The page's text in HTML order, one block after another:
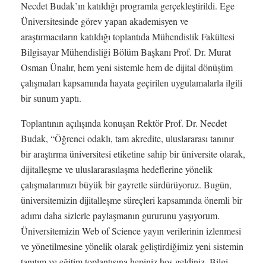
Necdet Budak’ın katıldığı programla gerçekleştirildi. Ege
Üniversitesinde görev yapan akademisyen ve
araştırmacıların katıldığı toplantıda Mühendislik Fakültesi
Bilgisayar Mühendisliği Bölüm Başkanı Prof. Dr. Murat
Osman Ünalır, hem yeni sistemle hem de dijital dönüşüm
çalışmaları kapsamında hayata geçirilen uygulamalarla ilgili
bir sunum yaptı.
Toplantının açılışında konuşan Rektör Prof. Dr. Necdet
Budak, “Öğrenci odaklı, tam akredite, uluslararası tanınır
bir araştırma üniversitesi etiketine sahip bir üniversite olarak,
dijitalleşme ve uluslararasılaşma hedeflerine yönelik
çalışmalarımızı büyük bir gayretle sürdürüyoruz. Bugün,
üniversitemizin dijitalleşme süreçleri kapsamında önemli bir
adımı daha sizlerle paylaşmanın gururunu yaşıyorum.
Üniversitemizin Web of Science yayın verilerinin izlenmesi
ve yönetilmesine yönelik olarak geliştirdiğimiz yeni sistemin